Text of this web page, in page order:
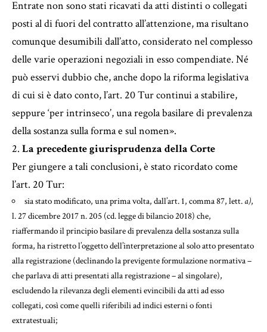
Entrate non sono stati ricavati da atti distinti o collegati
posti al di fuori del contratto all’attenzione, ma risultano
comunque desumibili dall’atto, considerato nel complesso
delle varie operazioni negoziali in esso compendiate. Né
può esservi dubbio che, anche dopo la riforma legislativa
di cui si è dato conto, l’art. 20 Tur continui a stabilire,
seppure ‘per intrinseco’, una regola basilare di prevalenza
della sostanza sulla forma e sul nomen».
2. La precedente giurisprudenza della Corte
Per giungere a tali conclusioni, è stato ricordato come
l’art. 20 Tur:
sia stato modificato, una prima volta, dall’art. 1, comma 87, lett. a),
l. 27 dicembre 2017 n. 205 (cd. legge di bilancio 2018) che,
riaffermando il principio basilare di prevalenza della sostanza sulla
forma, ha ristretto l’oggetto dell’interpretazione al solo atto presentato
alla registrazione (declinando la previgente formulazione normativa –
che parlava di atti presentati alla registrazione – al singolare),
escludendo la rilevanza degli elementi evincibili da atti ad esso
collegati, così come quelli riferibili ad indici esterni o fonti
extratestuali;